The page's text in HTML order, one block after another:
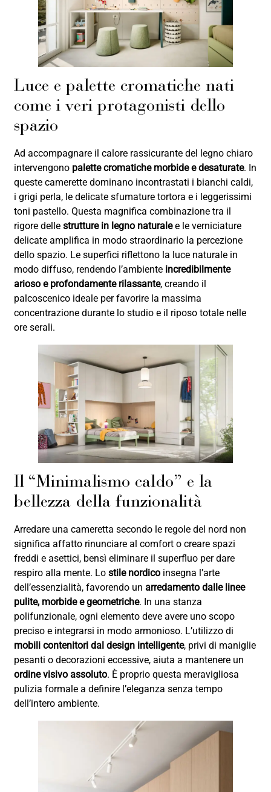
Luce e palette cromatiche nati
come i veri protagonisti dello
spazio
Ad accompagnare il calore rassicurante del legno chiaro
intervengono palette cromatiche morbide e desaturate. In
queste camerette dominano incontrastati i bianchi caldi,
i grigi perla, le delicate sfumature tortora e i leggerissimi
toni pastello. Questa magnifica combinazione tra il
rigore dellestrutture in legno naturalee le verniciature
delicate amplifica in modo straordinario la percezione
dello spazio. Le superfici riflettono la luce naturale in
modo diffuso, rendendo l’ambiente incredibilmente
arioso e profondamente rilassante, creando il
palcoscenico ideale per favorire la massima
concentrazione durante lo studio e il riposo totale nelle
ore serali.
Il “Minimalismo caldo” e la
bellezza della funzionalità
Arredare una cameretta secondo le regole del nord non
significa affatto rinunciare al comfort o creare spazi
freddi e asettici, bensì eliminare il superfluo per dare
respiro alla mente. Lostile nordico insegna l’arte
dell’essenzialità, favorendo unarredamento dalle linee
pulite, morbide e geometriche. In una stanza
polifunzionale, ogni elemento deve avere uno scopo
preciso e integrarsi in modo armonioso. L’utilizzo di
mobili contenitori dal design intelligente, privi di maniglie
pesanti o decorazioni eccessive, aiuta a mantenere un
ordine visivo assoluto. È proprio questa meravigliosa
pulizia formale a definire l’eleganza senza tempo
dell’intero ambiente.